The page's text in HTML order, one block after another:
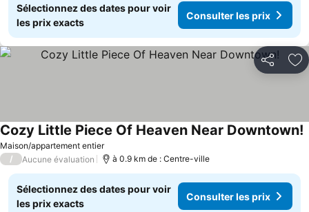
Sélectionnez des dates pour voir
les prix exacts
Consulter les prix
Partager
Maison/appartement entier
Cozy Little Piece Of Heaven Near Downtown!
/ Aucune évaluation à 0.9 km de : Centre-ville
Sélectionnez des dates pour voir
les prix exacts
Consulter les prix